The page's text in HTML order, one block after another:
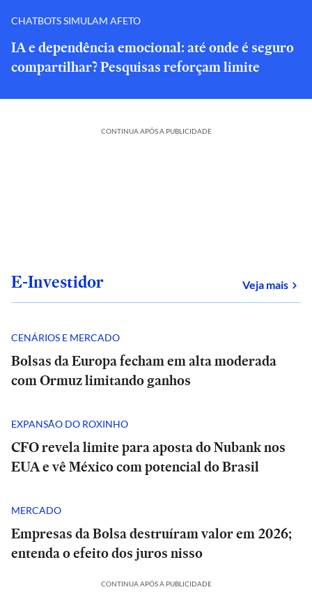
CHATBOTS SIMULAM AFETO
IA e dependência emocional: até onde é seguro
compartilhar? Pesquisas reforçam limite
CONTINUA APÓS A PUBLICIDADE
E-Investidor Veja mais
CENÁRIOS E MERCADO
Bolsas da Europa fecham em alta moderada
com Ormuz limitando ganhos
EXPANSÃO DO ROXINHO
CFO revela limite para aposta do Nubank nos
EUA e vê México com potencial do Brasil
MERCADO
Empresas da Bolsa destruíram valor em 2026;
entenda o efeito dos juros nisso
CONTINUA APÓS A PUBLICIDADE